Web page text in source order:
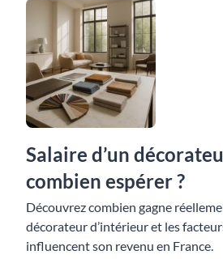
Salaire d’un
combien espérer ?
Découvrez combien gagne
décorateur d’intérieur et les
influencent son revenu en France.